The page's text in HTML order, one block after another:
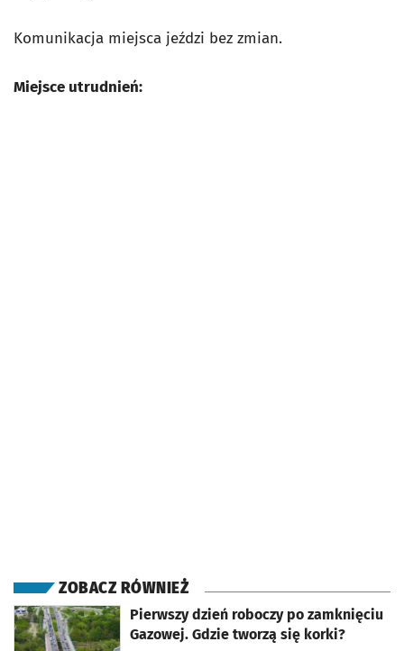
Komunikacja miejsca jeździ bez zmian.
Miejsce utrudnień:
ZOBACZ RÓWNIEŻ
Pierwszy dzień roboczy po zamknięciu
Gazowej. Gdzie tworzą się korki?
otworzy się w nowej karcie